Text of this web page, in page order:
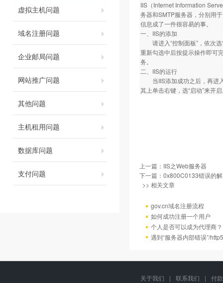
虚拟主机问题
域名注册问题
企业邮局问题
网站推广问题
其他问题
主机租用问题
数据库问题
支付问题
IIS（Internet Information
务器和SMTP服务器，分别用
信息成了一件很容易的事。
一、IIS的添加
请进入“控制面板”，依次选
重新勾选中后按提示操作即可
务。
二、IIS的运行
当IIS添加成功之后，再进入
其上单击右键，选“启动”来开
上一篇： IIS之Web服务器
下一篇： 0x800C0133错误的
>> 相关文章
gov.cn域名注册流程
如何成功注册一个用户
个人是否可以成为代理商？
遇到“服务器内部错误”/
关于我们 | 联系我们 |
付